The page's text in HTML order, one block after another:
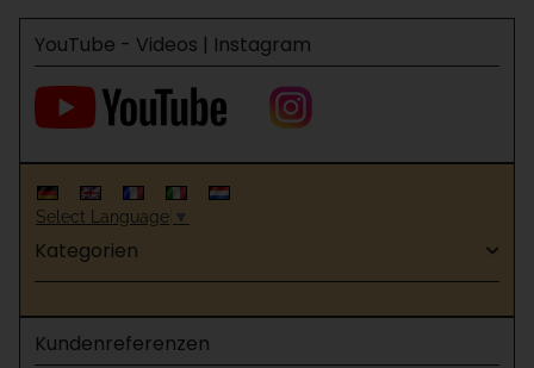
YouTube - Videos | Instagram
Select Language ▼
Kategorien
Kundenreferenzen